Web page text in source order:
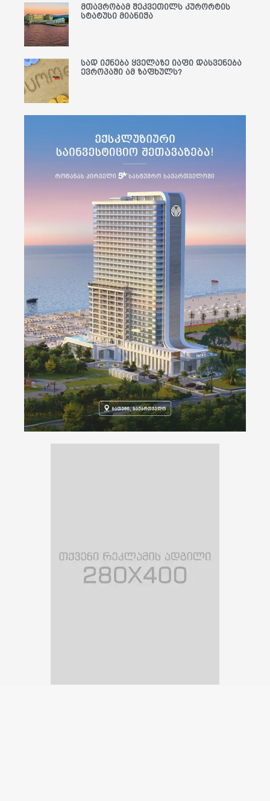
მთავრობამ შეკვეთილს კურორტის
სტატუსი მიანიჭა
სად იქნება ყველაზე იაფი დასვენება
ევროპაში ამ ზაფხულს?